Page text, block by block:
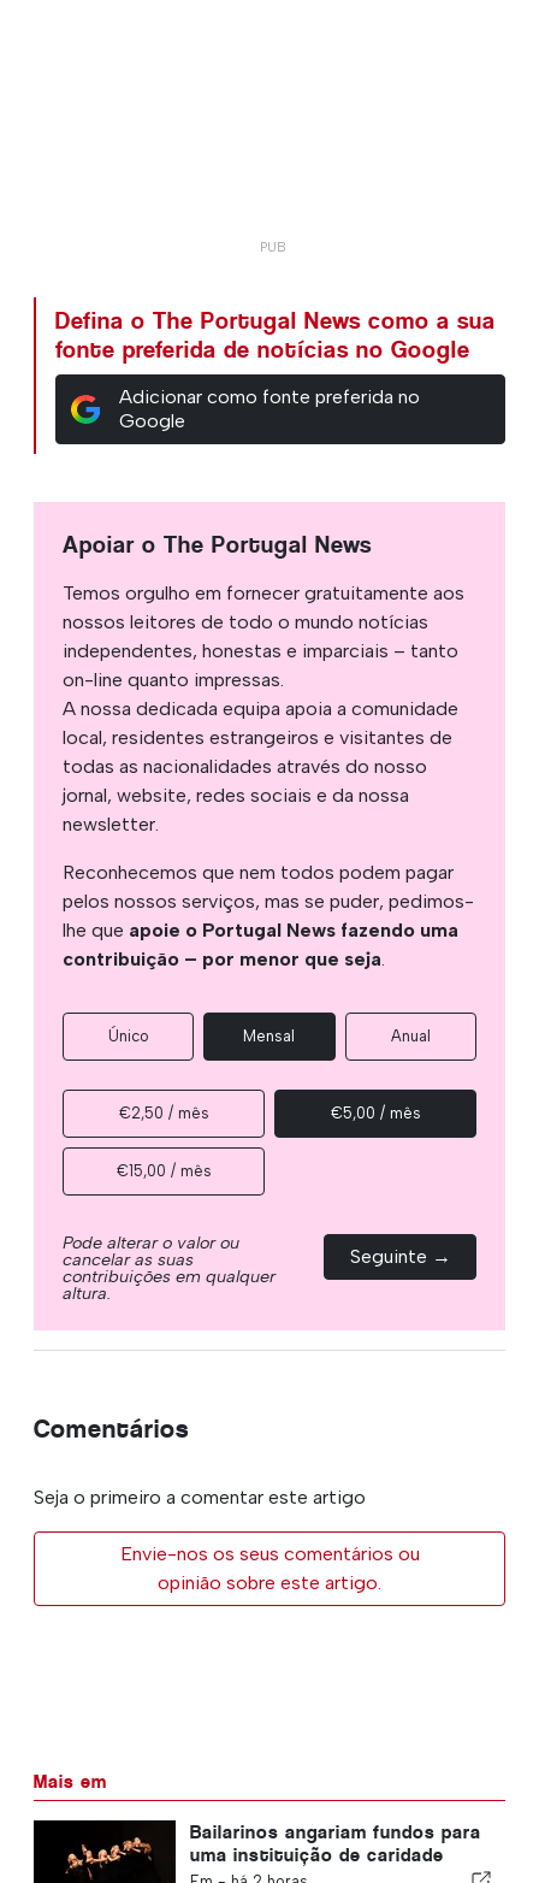
Defina o The Portugal News como a sua
fonte preferida de notícias no Google
Adicionar como fonte preferida no
Google
Apoiar o The Portugal News
Temos orgulho em fornecer gratuitamente aos
nossos leitores de todo o mundo notícias
independentes, honestas e imparciais – tanto
on-line quanto impressas.
A nossa dedicada equipa apoia a comunidade
local, residentes estrangeiros e visitantes de
todas as nacionalidades através do nosso
jornal, website, redes sociais e da nossa
newsletter.
Reconhecemos que nem todos podem pagar
pelos nossos serviços, mas se puder, pedimos-
lhe que apoie o Portugal News fazendo uma
contribuição – por menor que seja.
Único Mensal Anual
€2,50 / mês €5,00 / mês
€15,00 / mês
Pode alterar o valor ou
cancelar as suas
contribuições em qualquer
altura.
Seguinte →
Comentários
Seja o primeiro a comentar este artigo
Envie-nos os seus comentários ou
opinião sobre este artigo.
Mais em
Bailarinos angariam fundos para
uma instituição de caridade
dedicada aos gatos